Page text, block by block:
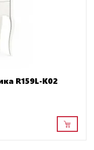
R159L-K02